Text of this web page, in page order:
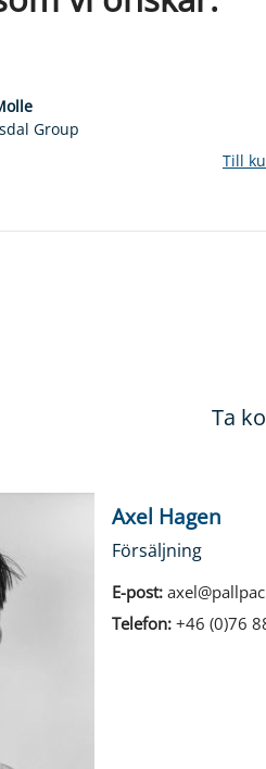
Group
Till
Ta
Axel Hagen
Försäljning
E-post:
Telefon: +46 (0)76